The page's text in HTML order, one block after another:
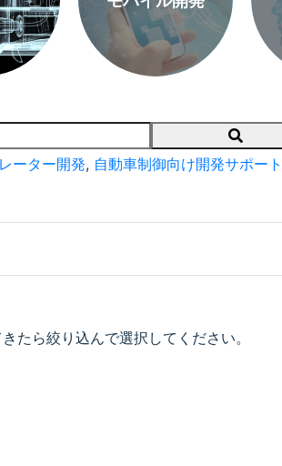
Search
ーター開発, 自動車制御向け開発サポート
たら絞り込んで選択してください。